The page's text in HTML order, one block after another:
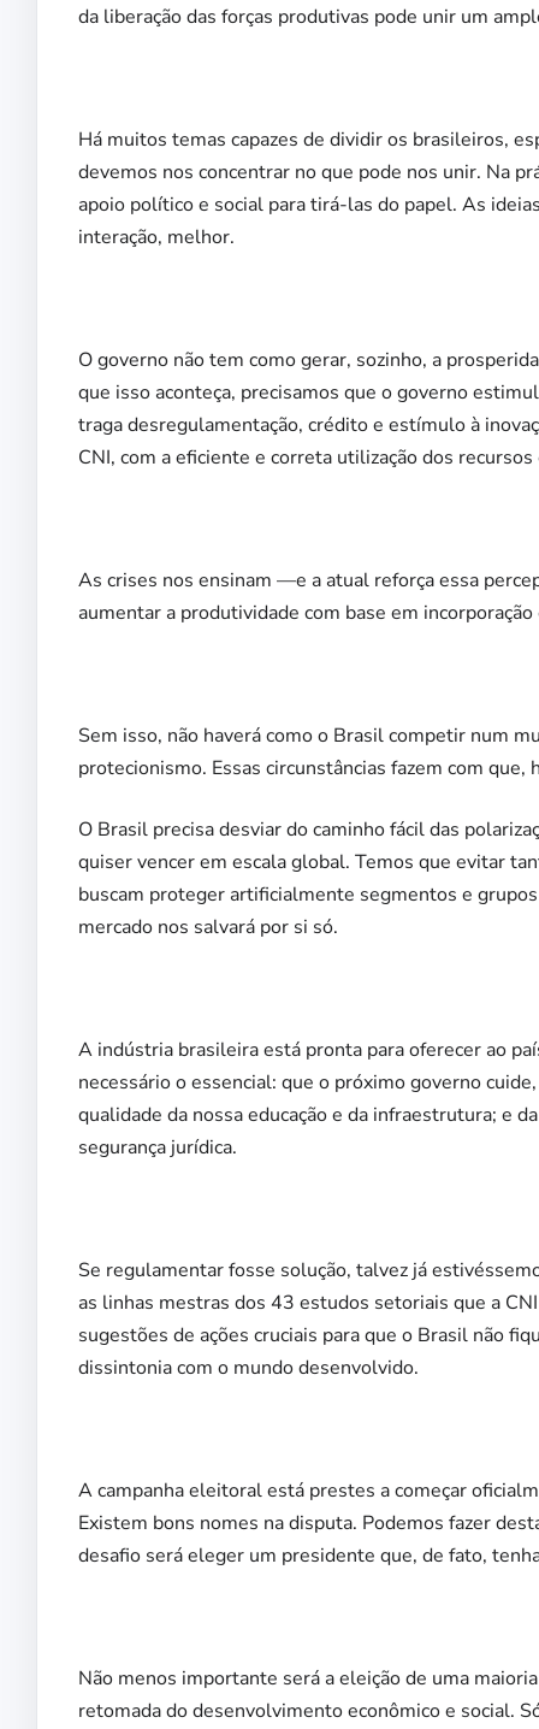
da liberação das forças produtivas pode unir um
Há muitos temas capazes de dividir os brasileiros,
devemos nos concentrar no que pode nos unir. Na
apoio político e social para tirá-las do papel. As
interação, melhor.
O governo não tem como gerar, sozinho, a
que isso aconteça, precisamos que o governo
traga desregulamentação, crédito e estímulo à
CNI, com a eficiente e correta utilização dos
As crises nos ensinam —e a atual reforça essa
aumentar a produtividade com base em
Sem isso, não haverá como o Brasil competir num
protecionismo. Essas circunstâncias fazem com
O Brasil precisa desviar do caminho fácil das
quiser vencer em escala global. Temos que evitar
buscam proteger artificialmente segmentos e
mercado nos salvará por si só.
A indústria brasileira está pronta para oferecer ao
necessário o essencial: que o próximo governo
qualidade da nossa educação e da infraestrutura; e
segurança jurídica.
Se regulamentar fosse solução, talvez já
as linhas mestras dos 43 estudos setoriais que a
sugestões de ações cruciais para que o Brasil não
dissintonia com o mundo desenvolvido.
A campanha eleitoral está prestes a começar
Existem bons nomes na disputa. Podemos fazer
desafio será eleger um presidente que, de fato,
Não menos importante será a eleição de uma
retomada do desenvolvimento econômico e social.